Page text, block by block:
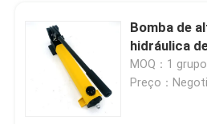
Bomba de
hidráulica
MOQ：1 grupo
Preço：